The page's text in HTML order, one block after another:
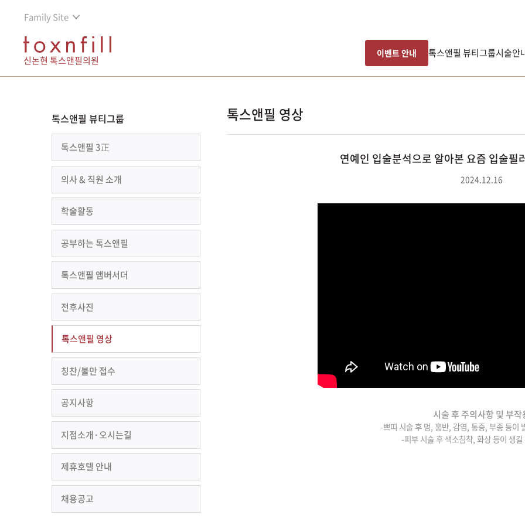
Family Site
신논현 톡스앤필의원
이벤트 안내 톡스앤필 뷰티그룹시술안
톡스앤필 뷰티그룹
톡스앤필 3正
의사 & 직원 소개
학술활동
공부하는 톡스앤필
톡스앤필 앰버서더
전후사진
톡스앤필 영상
칭찬/불만 접수
공지사항
지점소개·오시는길
제휴호텔 안내
채용공고
톡스앤필 영상
연예인 입술분석으로 알아본 요즘 입술
2024.12.16
시술 후 주의사항 및 부작
-쁘띠 시술 후 멍, 홍반, 감염, 통증, 부종 등이
-피부 시술 후 색소침착, 화상 등이 생